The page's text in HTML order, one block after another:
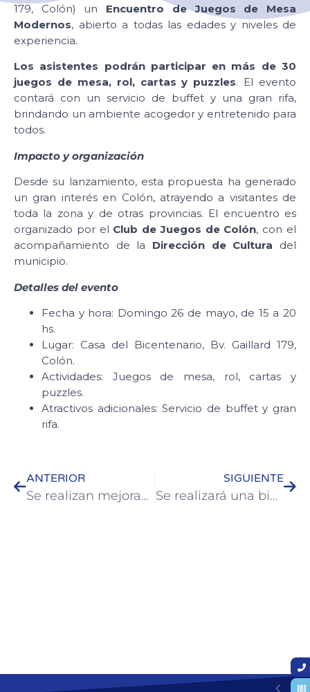
179, Colón) un Encuentro de Juegos de Mesa
Modernos, abierto a todas las edades y niveles de
experiencia.
Los asistentes podrán participar en más de 30
juegos de mesa, rol, cartas y puzzles. El evento
contará con un servicio de buffet y una gran rifa,
brindando un ambiente acogedor y entretenido para
todos.
Impacto y organización
Desde su lanzamiento, esta propuesta ha generado
un gran interés en Colón, atrayendo a visitantes de
toda la zona y de otras provincias. El encuentro es
organizado por el Club de Juegos de Colón, con el
acompañamiento de la Dirección de Cultura del
municipio.
Detalles del evento
Fecha y hora: Domingo 26 de mayo, de 15 a 20
hs.
Lugar: Casa del Bicentenario, Bv. Gaillard 179,
Colón.
Actividades: Juegos de mesa, rol, cartas y
puzzles.
Atractivos adicionales: Servicio de buffet y gran
rifa.
ANTERIOR
Se realizan mejoras en plaza Washington de Colón
SIGUIENTE
Se realizará una bicicleteada solidaria a beneficio del Hospital San Benjamín